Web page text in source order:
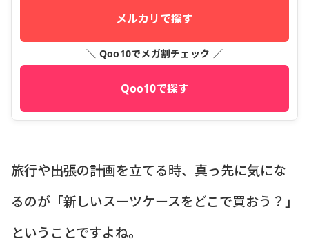
メルカリで探す
＼ Qoo10でメガ割チェック ／
Qoo10で探す
旅行や出張の計画を立てる時、真っ先に気にな
るのが「新しいスーツケースをどこで買おう？」
ということですよね。